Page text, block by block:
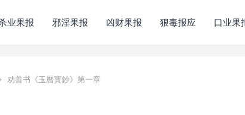
业果报 邪淫果报 凶财果报 狠毒报应 口业果
劝善书《玉曆寳鈔》第一章